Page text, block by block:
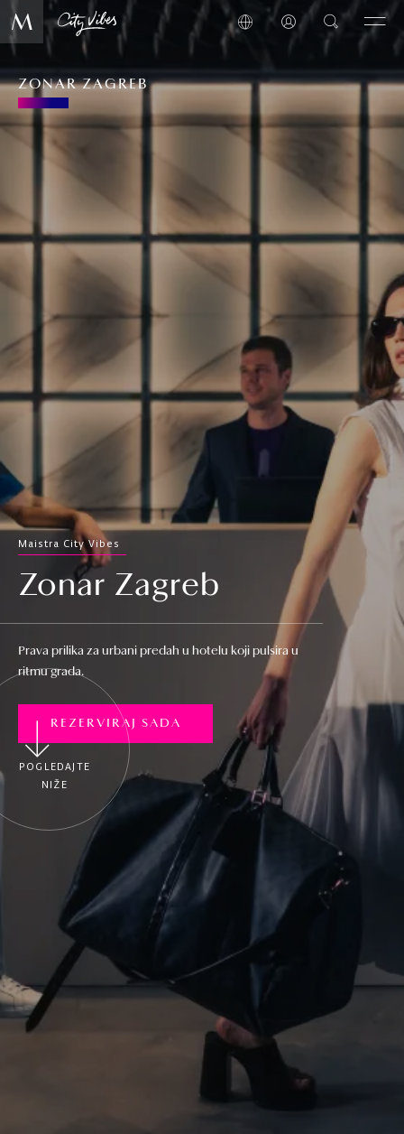
ZONAR ZAGREB
Maistra City Vibes
Zonar Zagreb
Prava prilika za urbani predah u hotelu koji pulsira u
ritmu grada.
REZERVIRAJ SADA
POGLEDAJTE
NIŽE